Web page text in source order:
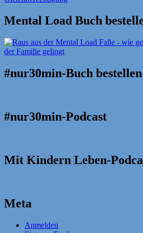
Mental Load Buch
#nur30min-Buch bestellen
#nur30min-Podcast
Mit Kindern Leben-
Meta
Anmelden